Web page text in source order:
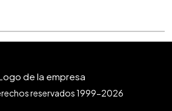
reservados 1999-2026